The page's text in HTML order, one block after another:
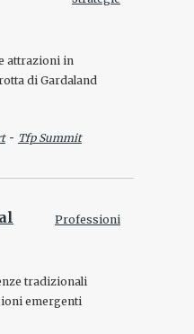
attrazioni in
di Gardaland
- Tfp Summit
Professioni
tradizionali
emergenti